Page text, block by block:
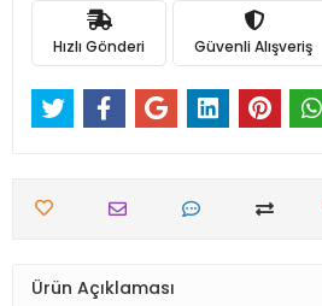
Hızlı Gönderi Güvenli Alışveriş
Ürün Açıklaması